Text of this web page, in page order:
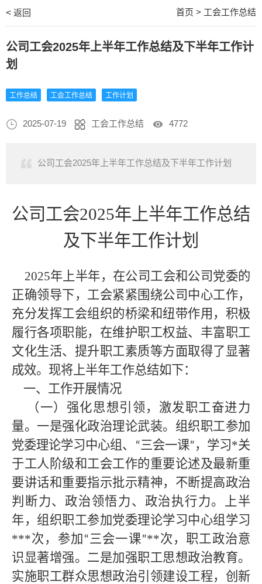
< 返回 首页 > 工会工作总结
公司工会2025年上半年工作总结及下半年工作计
划
工作总结 工会工作总结 工作计划
2025-07-19 工会工作总结 4772
公司工会2025年上半年工作总结及下半年工作计划
公司工会2025年上半年工作总结
及下半年工作计划
2025年上半年，在公司工会和公司党委的
正确领导下，工会紧紧围绕公司中心工作，
充分发挥工会组织的桥梁和纽带作用，积极
履行各项职能，在维护职工权益、丰富职工
文化生活、提升职工素质等方面取得了显著
成效。现将上半年工作总结如下：
一、工作开展情况
（一）强化思想引领，激发职工奋进力
量。一是强化政治理论武装。组织职工参加
党委理论学习中心组、
“三会一课”，学习*关
于工人阶级和工会工作的重要论述及最新重
要讲话和重要指示批示精神，不断提高政治
判断力、政治领悟力、政治执行力。上半
年，组织职工参加党委理论学习中心组学习
***次，参加“三会一课”**次，职工政治意
识显著增强。二是加强职工思想政治教育。
实施职工群众思想政治引领建设工程，创新